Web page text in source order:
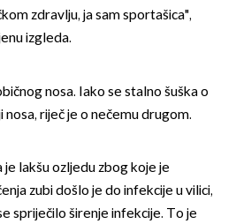
zdravlju, ja sam sportašica",
izgleda.
nosa. Iako se stalno šuška o
riječ je o nečemu drugom.
lakšu ozljedu zbog koje je
zubi došlo je do infekcije u vilici,
spriječilo širenje infekcije. To je
OMOGUĆI OBAVIJESTI